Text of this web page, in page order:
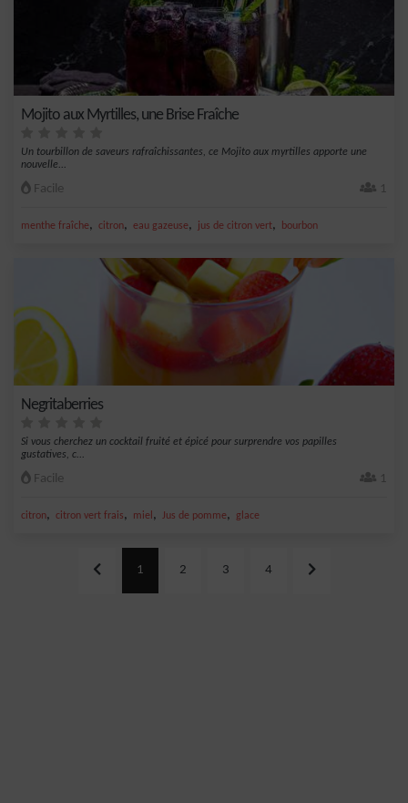
Mojito aux Myrtilles, une Brise Fraîche
Un tourbillon de saveurs rafraîchissantes, ce Mojito aux myrtilles apporte une
nouvelle...
Facile 1
menthe fraîche, citron, eau gazeuse, jus de citron vert, bourbon
Negritaberries
Si vous cherchez un cocktail fruité et épicé pour surprendre vos papilles
gustatives, c...
Facile 1
citron, citron vert frais, miel , Jus de pomme, glace
1 2 3 4